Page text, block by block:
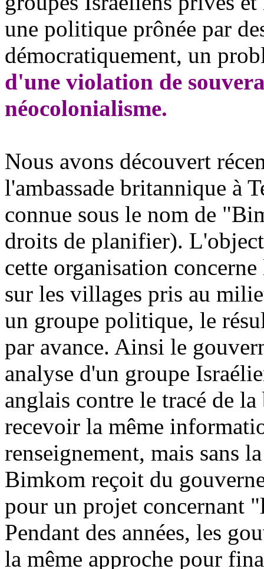
une politique prônée par
démocratiquement, un
d'une violation de
néocolonialisme.
Nous avons découvert
l'ambassade britannique à
connue sous le nom de
droits de planifier).
cette organisation
sur les villages pris au
un groupe politique, le
par avance. Ainsi le
analyse d'un groupe
anglais contre le tracé de
recevoir la même
renseignement, mais sans
Bimkom reçoit du
pour un projet concernant
Pendant des années, les
la même approche pour